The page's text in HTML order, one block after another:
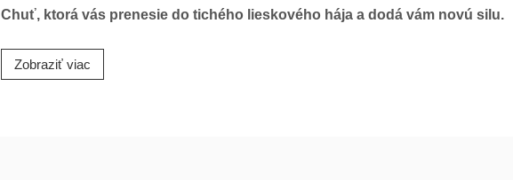
Chuť, ktorá vás prenesie do tichého lieskového hája a dodá vám novú silu.
Zobraziť viac